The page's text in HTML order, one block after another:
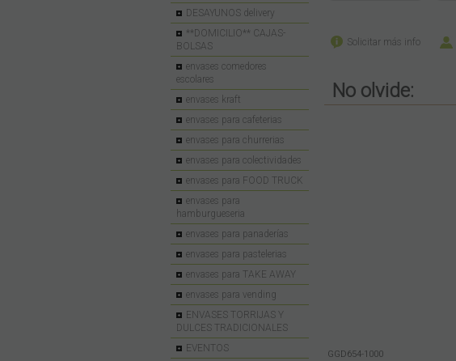
DESAYUNOS delivery
**DOMICILIO** CAJAS-
BOLSAS
envases comedores
escolares
envases kraft
envases para cafeterias
envases para churrerias
envases para colectividades
envases para FOOD TRUCK
envases para
hamburgueseria
envases para panaderías
envases para pastelerias
envases para TAKE AWAY
envases para vending
ENVASES TORRIJAS Y
DULCES TRADICIONALES
EVENTOS
Solicitar más info
No olvide:
GGD654-1000